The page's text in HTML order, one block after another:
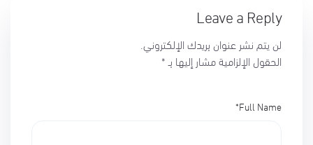
Leave a Reply
لن يتم نشر عنوان بريدك الإلكتروني.
الحقول الإلزامية مشار إليها بـ*
Full Name
*